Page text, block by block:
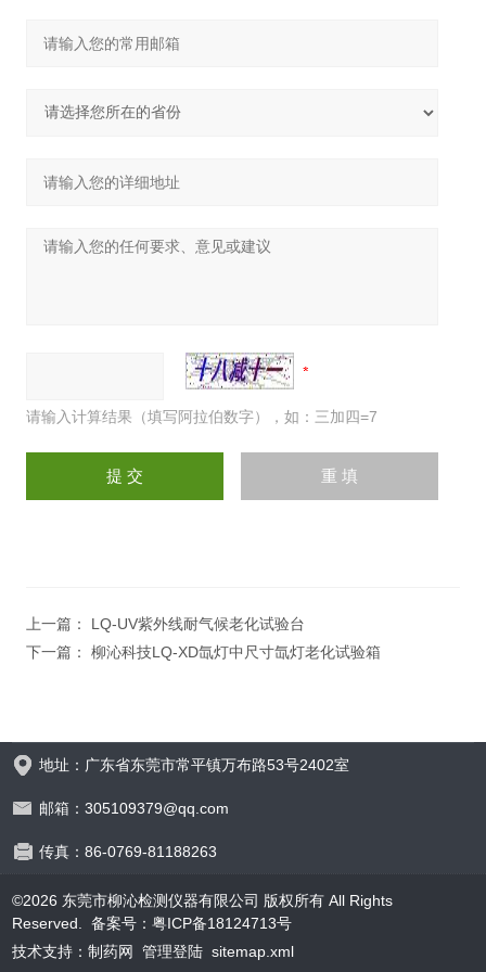
请输入计算结果（填写阿拉伯数字），如：三加四=7
上一篇： LQ-UV紫外线耐气候老化试验台
下一篇： 柳沁科技LQ-XD氙灯中尺寸氙灯老化试验箱
地址：广东省东莞市常平镇万布路53号2402室
邮箱：305109379@qq.com
传真：86-0769-81188263
©2026 东莞市柳沁检测仪器有限公司 版权所有 All Rights
Reserved.备案号：粤ICP备18124713号
技术支持：制药网 管理登陆 sitemap.xml